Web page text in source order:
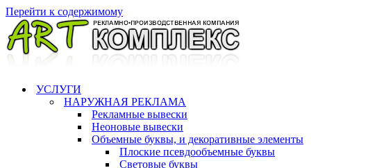
Перейти к содержимому
УСЛУГИ
НАРУЖНАЯ РЕКЛАМА
Рекламные вывески
Неоновые вывески
Объемные буквы, и декоративные элементы
Плоские псевдообъемные буквы
Световые буквы